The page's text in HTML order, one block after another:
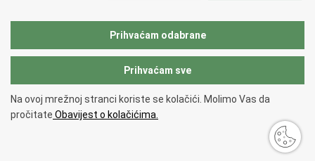
Europski parlament
Copyright © 2026 Ministarstvo regionalnoga razvoja i fondova Europske
unije.
Uvjeti korištenja.Izjava o pristupačnosti
Prihvaćam odabrane
Prihvaćam sve
Na ovoj mrežnoj stranci koriste se kolačići. Molimo Vas da
pročitate Obavijest o kolačićima.